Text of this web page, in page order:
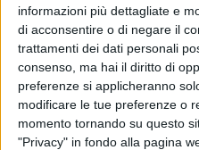
informazioni più dettagliate e
di acconsentire o di negare il
trattamenti dei dati personali
consenso, ma hai il diritto di
preferenze si applicheranno
modificare le tue preferenze o
momento tornando su questo
"Privacy" in fondo alla pagina
profughi ucraini che sono
a farlo, dimostrandosi
sociale.
In collaborazione col
Consolato onorario della
SerMolfetta, l'attività